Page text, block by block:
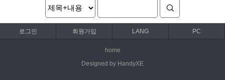
로그인 회원가입 LANG PC
home
Designed by HandyXE